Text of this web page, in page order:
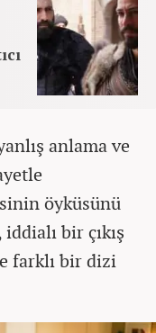
anlama ve
öyküsünü
bir çıkış
farklı bir dizi